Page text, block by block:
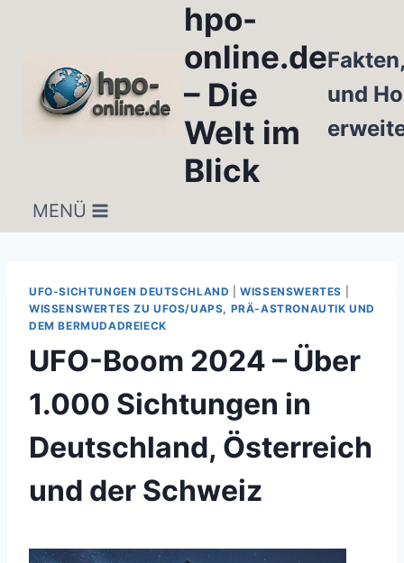
hpo-
online.de
– Die
Welt im
Blick
und
MENÜ
UFO-SICHTUNGEN DEUTSCHLAND |WISSENSWERTES
WISSENSWERTES ZU UFOS/UAPS, PRÄ-ASTRONAUTIK UND
DEM BERMUDADREIECK
UFO-Boom 2024 – Über
1.000 Sichtungen in
Deutschland, Österreich
und der Schweiz